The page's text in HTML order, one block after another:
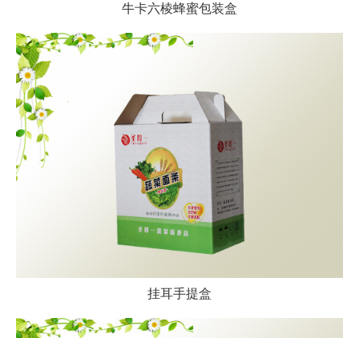
牛卡六棱蜂蜜包装盒
挂耳手提盒